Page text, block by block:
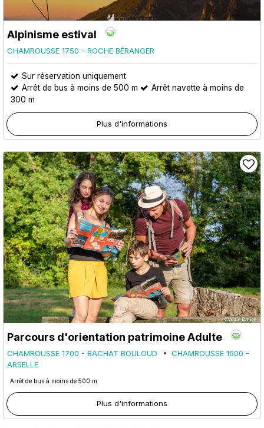
Alpinisme estival
CHAMROUSSE 1750 - ROCHE BÉRANGER
Sur réservation uniquement
Arrêt de bus à moins de 500 m
Arrêt navette à moins de
300 m
Plus d'informations
Parcours d'orientation patrimoine Adulte
CHAMROUSSE 1700 - BACHAT BOULOUD
CHAMROUSSE 1600 -
ARSELLE
Arrêt de bus à moins de 500 m
Plus d'informations